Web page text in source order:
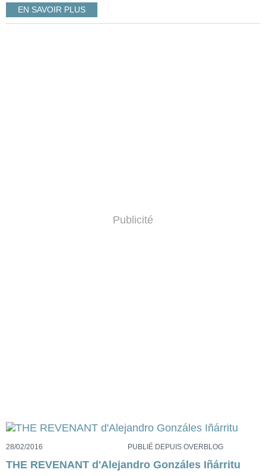
EN SAVOIR PLUS
Publicité
28/02/2016 PUBLIÉ DEPUIS OVERBLOG
THE REVENANT d'Alejandro Gonzáles Iñárritu